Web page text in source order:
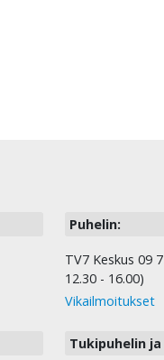
Puhelin:
TV7 Keskus 09
12.30 - 16.00)
Vikailmoitukset
Tukipuhelin